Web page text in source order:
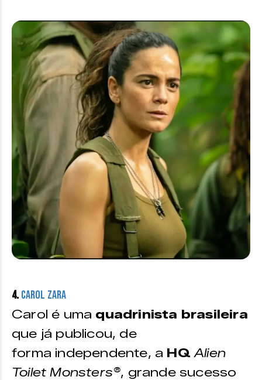
4. Carol Zara
Carol é uma quadrinista brasileira
que já publicou, de
forma independente, a HQAlien
Toilet Monsters®, grande sucesso